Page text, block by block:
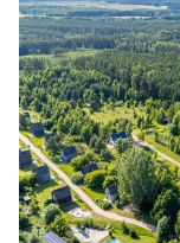
rezydencji
na prestiżu
nadmorskiej
_
KUP Z NAMI